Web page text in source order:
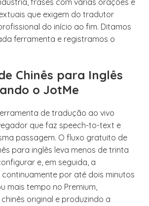
frases com várias orações e
que exigem do tradutor
do início ao fim. Ditamos
ferramenta e registramos o
Chinês para Inglês
o JotMe
de tradução ao vivo
que faz speech-to-text e
passagem. O fluxo gratuito de
para inglês leva menos de trinta
e, em seguida, a
por até dois minutos
mais tempo no Premium,
original e produzindo a